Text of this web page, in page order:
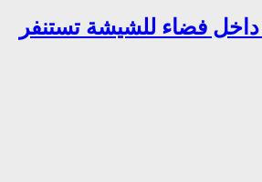
فضاء للشيشة تستنفر